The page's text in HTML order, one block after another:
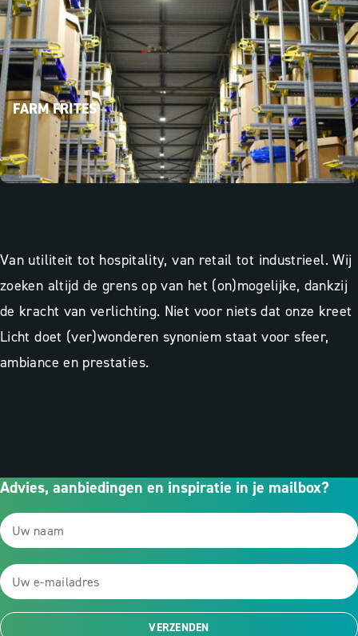
FARM FRITES
Van utiliteit tot hospitality, van retail tot industrieel. Wij
zoeken altijd de grens op van het (on)mogelijke, dankzij
de kracht van verlichting. Niet voor niets dat onze kreet
Licht doet (ver)wonderen synoniem staat voor sfeer,
ambiance en prestaties.
Advies, aanbiedingen en inspiratie in je mailbox?
VERZENDEN